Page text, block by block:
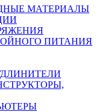
МАТЕРИАЛЫ
ПИТАНИЯ